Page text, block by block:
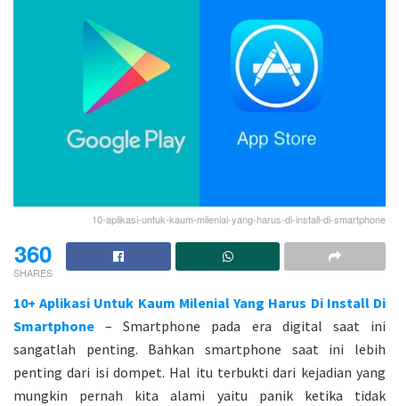
10-aplikasi-untuk-kaum-milenial-yang-harus-di-install-di-smartphone
360
SHARES
10+ Aplikasi Untuk Kaum Milenial Yang Harus Di Install Di
Smartphone – Smartphone pada era digital saat ini
sangatlah penting. Bahkan smartphone saat ini lebih
penting dari isi dompet. Hal itu terbukti dari kejadian yang
mungkin pernah kita alami yaitu panik ketika tidak